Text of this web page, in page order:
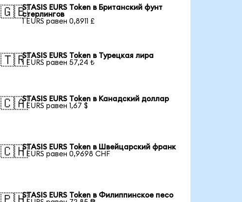
🇬🇧STASIS EURS Token в Британский фунт
стерлингов
1 EURS равен 0,8911 £
🇹🇷STASIS EURS Token в Турецкая лира
1 EURS равен 57,24 ₺
🇨🇦STASIS EURS Token в Канадский доллар
1 EURS равен 1,67 $
🇨🇭STASIS EURS Token в Швейцарский франк
1 EURS равен 0,9698 CHF
STASIS EURS Token в Филиппинское песо